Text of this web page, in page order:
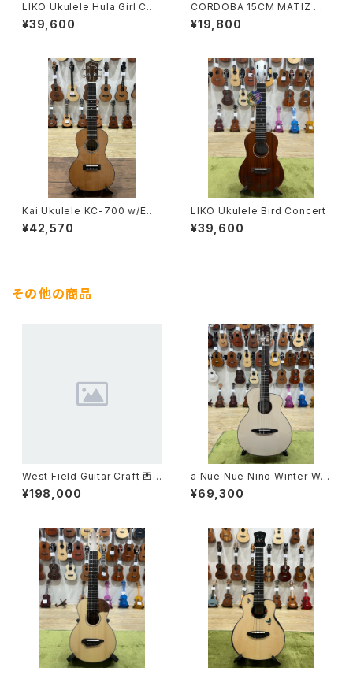
LIKO Ukulele Hula Girl Con
cert
¥39,600
CORDOBA 15CM MATIZ Mi
nt
¥19,800
Kai Ukulele KC-700 w/EQ
コンサートサイズ ピックアップ付
き
¥42,570
LIKO Ukulele Bird Concert
¥39,600
その他の商品
West Field Guitar Craft 西
野俊祐
¥198,000
a Nue Nue Nino Winter Whi
te ピックアップ付きミニガットギ
ター
¥69,300